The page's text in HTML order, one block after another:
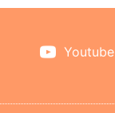
Youtube